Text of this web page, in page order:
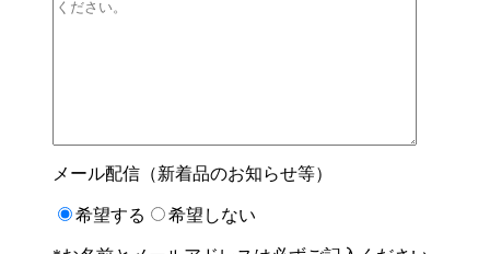
メール配信（新着品のお知らせ等）
希望する 希望しない